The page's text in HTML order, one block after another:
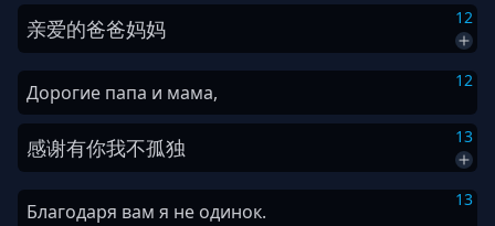
12
亲爱的爸爸妈妈
12
Дорогие папа и мама,
13
感谢有你我不孤独
13
Благодаря вам я не одинок.